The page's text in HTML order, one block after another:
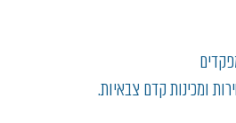
ומכינות קדם צבאיות.